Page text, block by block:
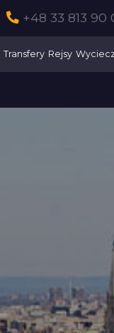
+48 33 813 90
Transfery Rejsy